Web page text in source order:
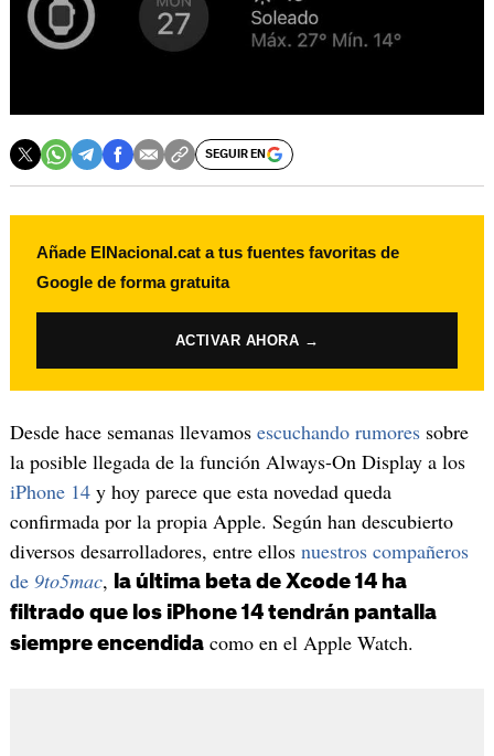
SEGUIR EN
Añade ElNacional.cat a tus fuentes favoritas de
Google de forma gratuita
ACTIVAR AHORA →
Desde hace semanas llevamos escuchando rumoressobre
la posible llegada de la función Always-On Display a los
iPhone 14y hoy parece que esta novedad queda
confirmada por la propia Apple. Según han descubierto
diversos desarrolladores, entre ellos nuestros compañeros
de 9to5mac,
la última beta de Xcode 14 ha
filtrado que los iPhone 14 tendrán pantalla
siempre encendidacomo en el Apple Watch.